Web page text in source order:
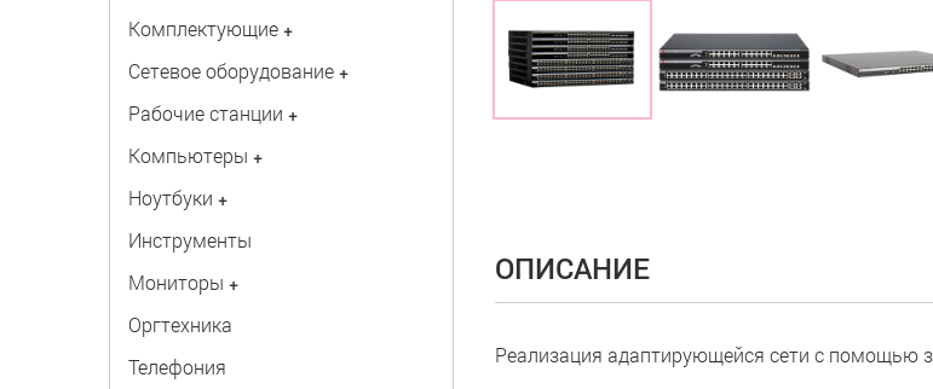
Комплектующие +
Сетевое оборудование +
Рабочие станции +
Компьютеры +
Ноутбуки +
Инструменты
Мониторы +
Оргтехника
Телефония
ОПИСАНИЕ
Реализация адаптирующейся сети с помощью